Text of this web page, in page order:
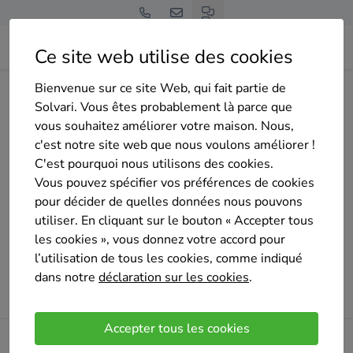
Ce site web utilise des cookies
Bienvenue sur ce site Web, qui fait partie de
Solvari. Vous êtes probablement là parce que
vous souhaitez améliorer votre maison. Nous,
c'est notre site web que nous voulons améliorer !
C'est pourquoi nous utilisons des cookies.
Vous pouvez spécifier vos préférences de cookies
pour décider de quelles données nous pouvons
utiliser. En cliquant sur le bouton « Accepter tous
les cookies », vous donnez votre accord pour
l’utilisation de tous les cookies, comme indiqué
dans notre déclaration sur les cookies.
Accepter tous les cookies
Home Panneaux solaires Hainaut
Courcelles
transformation-lejeune-souvret
Oups !
Un problème est survenu lors du chargement de la
page. Veuillez réessayer plus tard.
Veuillez réessayer